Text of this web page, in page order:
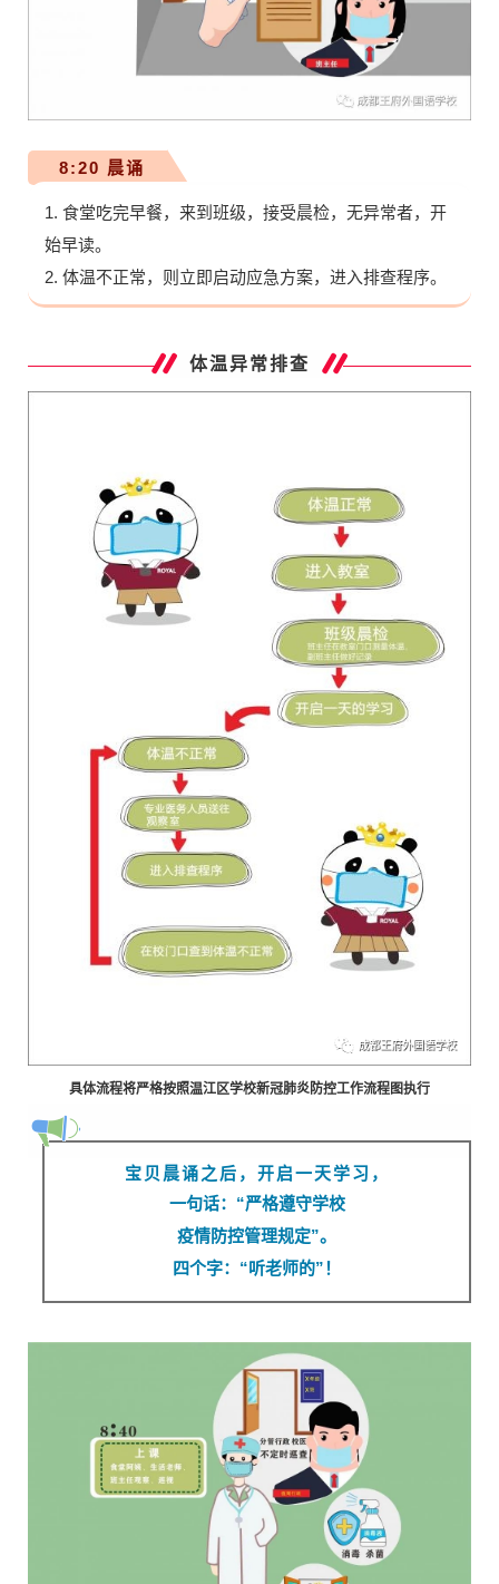
8:20 晨诵
1. 食堂吃完早餐，来到班级，接受晨检，无异常者，开
始早读。
2. 体温不正常，则立即启动应急方案，进入排查程序。
体温异常排查
具体流程将严格按照温江区学校新冠肺炎防控工作流程图执行
宝贝晨诵之后，开启一天学习，
一句话：“严格遵守学校
疫情防控管理规定”。
四个字：“听老师的”！